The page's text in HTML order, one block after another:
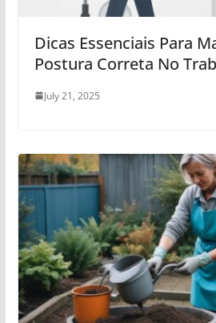
Dicas Essenciais Para
Postura Correta No
July 21, 2025